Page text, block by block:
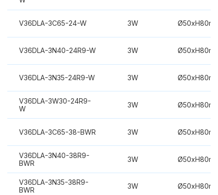
V36DLA-3C65-24-W 3W
V36DLA-3N40-24R9-W 3W
V36DLA-3N35-24R9-W 3W
V36DLA-3W30-24R9-
W
3W
V36DLA-3C65-38-BWR 3W
V36DLA-3N40-38R9-
BWR
3W
V36DLA-3N35-38R9-
BWR
3W